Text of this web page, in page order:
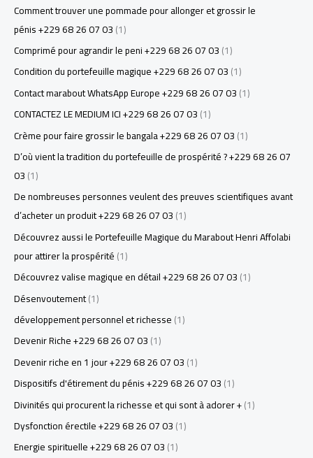
Comment trouver une pommade pour allonger et grossir le
pénis +229 68 26 07 03(1)
Comprimé pour agrandir le peni +229 68 26 07 03(1)
Condition du portefeuille magique +229 68 26 07 03(1)
Contact marabout WhatsApp Europe +229 68 26 07 03(1)
CONTACTEZ LE MEDIUM ICI +229 68 26 07 03(1)
Crème pour faire grossir le bangala +229 68 26 07 03(1)
D’où vient la tradition du portefeuille de prospérité ? +229 68 26 07
03(1)
De nombreuses personnes veulent des preuves scientifiques avant
d’acheter un produit +229 68 26 07 03(1)
Découvrez aussi le Portefeuille Magique du Marabout Henri Affolabi
pour attirer la prospérité(1)
Découvrez valise magique en détail +229 68 26 07 03(1)
Désenvoutement(1)
développement personnel et richesse(1)
Devenir Riche +229 68 26 07 03(1)
Devenir riche en 1 jour +229 68 26 07 03(1)
Dispositifs d'étirement du pénis +229 68 26 07 03(1)
Divinités qui procurent la richesse et qui sont à adorer +(1)
Dysfonction érectile +229 68 26 07 03(1)
Energie spirituelle +229 68 26 07 03(1)